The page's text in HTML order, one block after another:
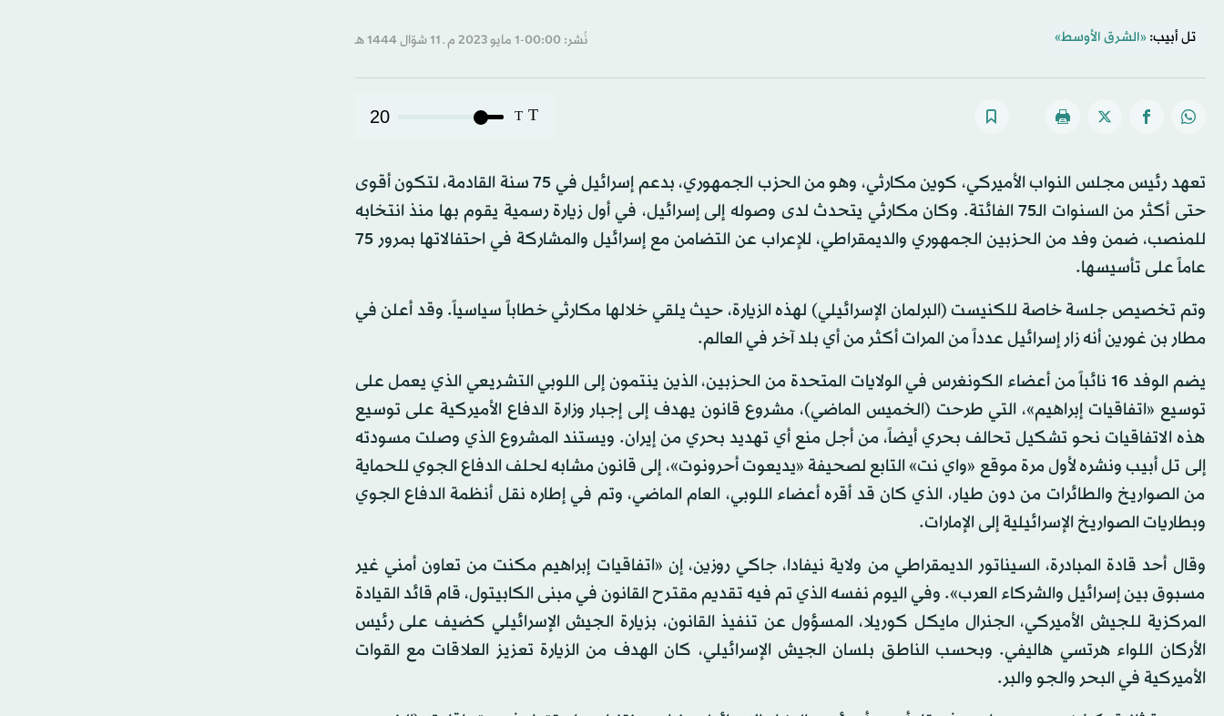
تل أبيب: «الشرق الأوسط» نُشر: 00:00-1 مايو 2023 م ـ 11 شوّال 1444 هـ
T
T
20
تعهد رئيس مجلس النواب الأميركي، كوين مكارثي، وهو من الحزب الجمهوري، بدعم إسرائيل في 75 سنة القادمة، لتكون أقوى
حتى أكثر من السنوات الـ75 الفائتة. وكان مكارثي يتحدث لدى وصوله إلى إسرائيل، في أول زيارة رسمية يقوم بها منذ انتخابه
للمنصب، ضمن وفد من الحزبين الجمهوري والديمقراطي، للإعراب عن التضامن مع إسرائيل والمشاركة في احتفالاتها بمرور 75
عاماً على تأسيسها.
وتم تخصيص جلسة خاصة للكنيست (البرلمان الإسرائيلي) لهذه الزيارة، حيث يلقي خلالها مكارثي خطاباً سياسياً. وقد أعلن في
مطار بن غورين أنه زار إسرائيل عدداً من المرات أكثر من أي بلد آخر في العالم.
يضم الوفد 16 نائباً من أعضاء الكونغرس في الولايات المتحدة من الحزبين، الذين ينتمون إلى اللوبي التشريعي الذي يعمل على
توسيع «اتفاقيات إبراهيم»، التي طرحت (الخميس الماضي)، مشروع قانون يهدف إلى إجبار وزارة الدفاع الأميركية على توسيع
هذه الاتفاقيات نحو تشكيل تحالف بحري أيضاً، من أجل منع أي تهديد بحري من إيران. ويستند المشروع الذي وصلت مسودته
إلى تل أبيب ونشره لأول مرة موقع «واي نت» التابع لصحيفة «يديعوت أحرونوت»، إلى قانون مشابه لحلف الدفاع الجوي للحماية
من الصواريخ والطائرات من دون طيار، الذي كان قد أقره أعضاء اللوبي، العام الماضي، وتم في إطاره نقل أنظمة الدفاع الجوي
وبطاريات الصواريخ الإسرائيلية إلى الإمارات.
وقال أحد قادة المبادرة، السيناتور الديمقراطي من ولاية نيفادا، جاكي روزين، إن «اتفاقيات إبراهيم مكنت من تعاون أمني غير
مسبوق بين إسرائيل والشركاء العرب». وفي اليوم نفسه الذي تم فيه تقديم مقترح القانون في مبنى الكابيتول، قام قائد القيادة
المركزية للجيش الأميركي، الجنرال مايكل كوريلا، المسؤول عن تنفيذ القانون، بزيارة الجيش الإسرائيلي كضيف على رئيس
الأركان اللواء هرتسي هاليفي. وبحسب الناطق بلسان الجيش الإسرائيلي، كان الهدف من الزيارة تعزيز العلاقات مع القوات
الأميركية في البحر والجو والبر.